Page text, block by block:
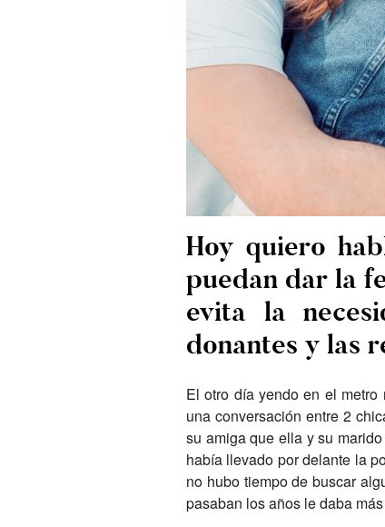
Hoy quiero
puedan dar la
evita la
donantes y las
El otro día yendo en el metro
una conversación entre 2
su amiga que ella y su
había llevado por delante la
no hubo tiempo de buscar
pasaban los años le daba